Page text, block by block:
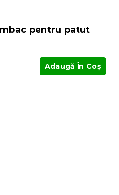
pentru patut
Adaugă În Coş